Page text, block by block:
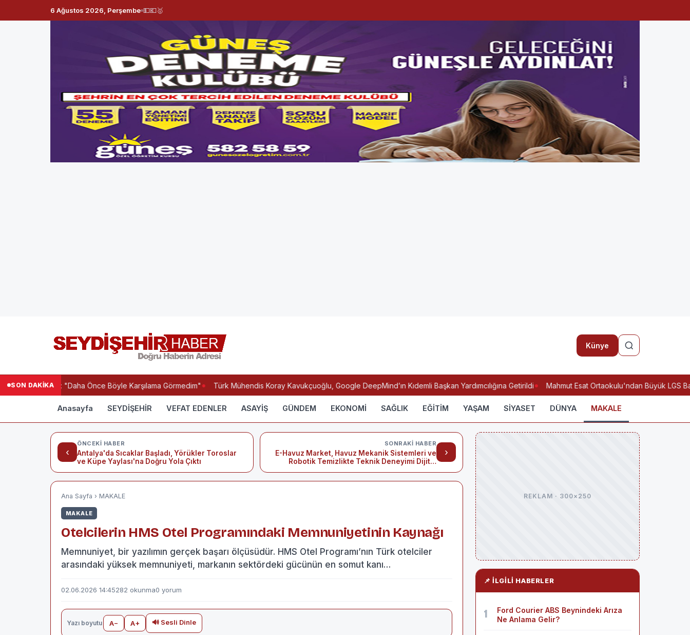
6 Ağustos 2026, Perşembe 💵💶🥇
Künye
SON DAKİKA
Coşkusu: "Daha Önce Böyle Karşılama Görmedim" Türk Mühendis Koray Kavukçuoğlu, Google DeepMind’ın Kıdemli Başkan Yardımcılığına Getirildi Mahmut Esat Ortaokulu'ndan Büyük LGS
Anasayfa SEYDİŞEHİR VEFAT EDENLER ASAYİŞ GÜNDEM EKONOMİ SAĞLIK EĞİTİM YAŞAM SİYASET DÜNYA MAKALE
‹
ÖNCEKI HABER
Antalya'da Sıcaklar Başladı, Yörükler Toroslar
ve Küpe Yaylası'na Doğru Yola Çıktı
›
SONRAKI HABER
E-Havuz Market, Havuz Mekanik Sistemleri ve
Robotik Temizlikte Teknik Deneyimi Dijital
Ana Sayfa › MAKALE
MAKALE
Otelcilerin HMS Otel Programındaki Memnuniyetinin Kaynağı
Memnuniyet, bir yazılımın gerçek başarı ölçüsüdür. HMS Otel Programı’nın Türk otelciler
arasındaki yüksek memnuniyeti, markanın sektördeki gücünün en somut kanı…
02.06.2026 14:45282 okunma0 yorum
Yazı boyutu A− A+ 🔊 Sesli Dinle
REKLAM · 300×250
📌 İLGILI HABERLER
1
Ford Courier ABS Beynindeki Arıza
Ne Anlama Gelir?